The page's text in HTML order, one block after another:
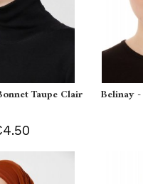
Taupe Clair
Belinay